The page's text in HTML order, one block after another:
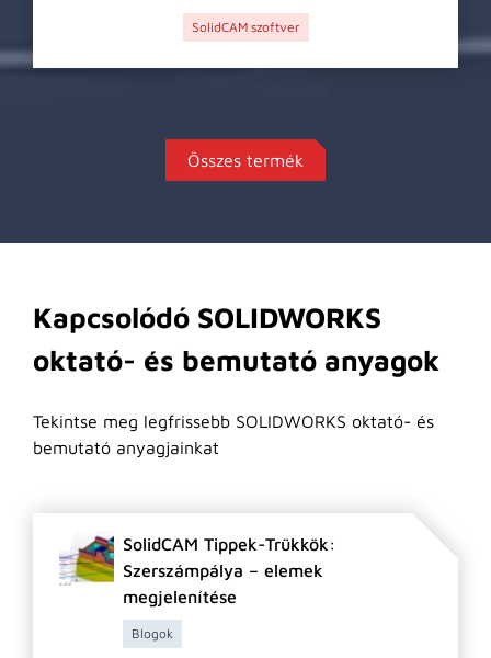
SolidCAM szoftver
Összes termék
Kapcsolódó SOLIDWORKS
oktató- és bemutató anyagok
Tekintse meg legfrissebb SOLIDWORKS oktató- és
bemutató anyagjainkat
SolidCAM Tippek-Trükkök:
Szerszámpálya – elemek
megjelenítése
Blogok